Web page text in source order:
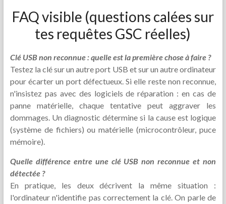
FAQ visible (questions calées sur
tes requêtes GSC réelles)
Clé USB non reconnue : quelle est la première chose à faire ?
Testez la clé sur un autre port USB et sur un autre ordinateur
pour écarter un port défectueux. Si elle reste non reconnue,
n'insistez pas avec des logiciels de réparation : en cas de
panne matérielle, chaque tentative peut aggraver les
dommages. Un diagnostic détermine si la cause est logique
(système de fichiers) ou matérielle (microcontrôleur, puce
mémoire).
Quelle différence entre une clé USB non reconnue et non
détectée ?
En pratique, les deux décrivent la même situation :
l'ordinateur n'identifie pas correctement la clé. On parle de